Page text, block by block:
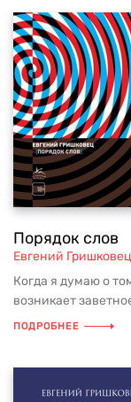
Порядок слов
Евгений Гришковец
Когда я думаю о
возникает
ПОДРОБНЕЕ